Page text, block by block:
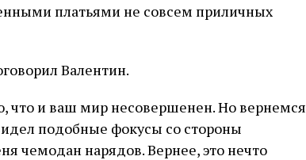
платьями не совсем приличных
Валентин.
что и ваш мир несовершенен. Но вернемся
подобные фокусы со стороны
чемодан нарядов. Вернее, это нечто